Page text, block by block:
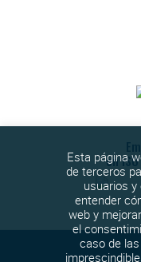
en
Esta página
de terceros
usuarios
entender
web y
el
caso de